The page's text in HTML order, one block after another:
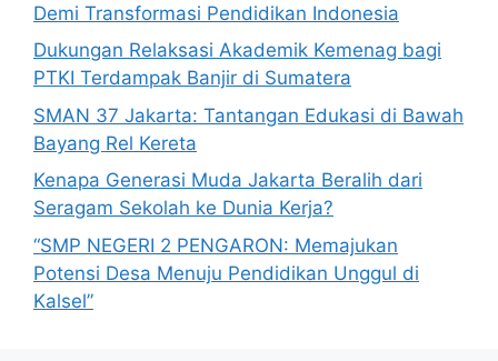
Demi Transformasi Pendidikan Indonesia
Dukungan Relaksasi Akademik Kemenag bagi
PTKI Terdampak Banjir di Sumatera
SMAN 37 Jakarta: Tantangan Edukasi di Bawah
Bayang Rel Kereta
Kenapa Generasi Muda Jakarta Beralih dari
Seragam Sekolah ke Dunia Kerja?
“SMP NEGERI 2 PENGARON: Memajukan
Potensi Desa Menuju Pendidikan Unggul di
Kalsel”